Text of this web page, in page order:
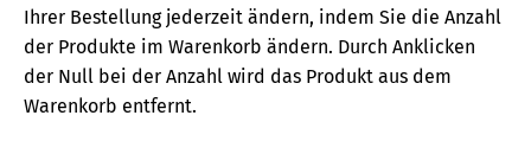
Ihrer Bestellung jederzeit ändern, indem Sie die Anzahl
der Produkte im Warenkorb ändern. Durch Anklicken
der Null bei der Anzahl wird das Produkt aus dem
Warenkorb entfernt.